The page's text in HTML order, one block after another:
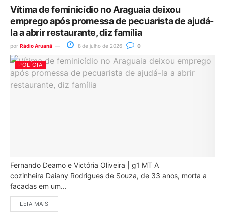
Vítima de feminicídio no Araguaia deixou
emprego após promessa de pecuarista de ajudá-
la a abrir restaurante, diz família
por Rádio Aruanã 8 de julho de 2026 0
POLÍCIA
Fernando Deamo e Victória Oliveira | g1 MT A
cozinheira Daiany Rodrigues de Souza, de 33 anos, morta a
facadas em um...
LEIA MAIS